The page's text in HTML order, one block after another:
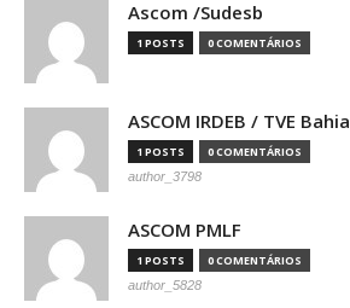
Ascom /Sudesb
1 POSTS 0 COMENTÁRIOS
ASCOM IRDEB / TVE Bahia
1 POSTS 0 COMENTÁRIOS
author_3798
ASCOM PMLF
1 POSTS 0 COMENTÁRIOS
author_5828